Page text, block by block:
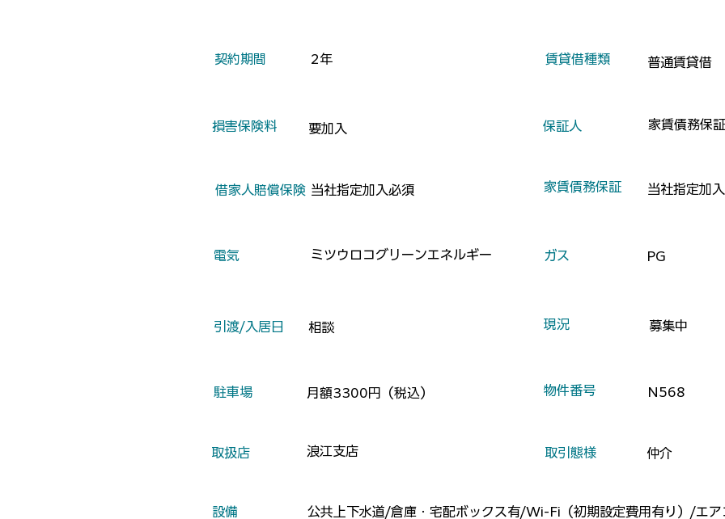
​契約期間 2年 ​賃貸借種類 普通賃貸借
​損害保険料 要加入 ​保証人 家賃債務保
​借家人賠償保険 当社指定加入必須 当社指定加
​家賃債務保証
ミツウロコグリーンエネルギー
​電気 ​ガス PG
相談
​引渡/入居日 ​現況 募集中
​駐車場 月額3300円（税込） ​物件番号 N568
浪江支店
​取扱店 仲介
​取引態様
​設備 公共上下水道/倉庫・宅配ボックス有/Wi-Fi（初期設定費用有り）/エ